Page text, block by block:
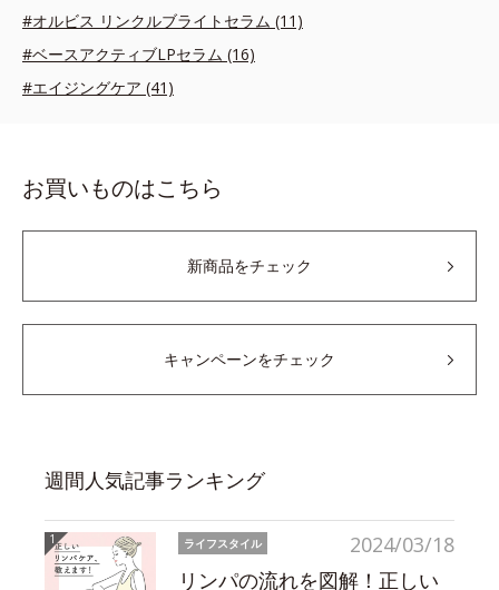
#オルビス リンクルブライトセラム (11)
#ベースアクティブLPセラム (16)
#エイジングケア (41)
お買いものはこちら
新商品をチェック
キャンペーンをチェック
週間人気記事ランキング
2024/03/18
ライフスタイル
リンパの流れを図解！正しい